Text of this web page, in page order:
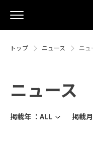
トップ ニュース ニュ
ニュース
掲載年 ： ALL 掲載月